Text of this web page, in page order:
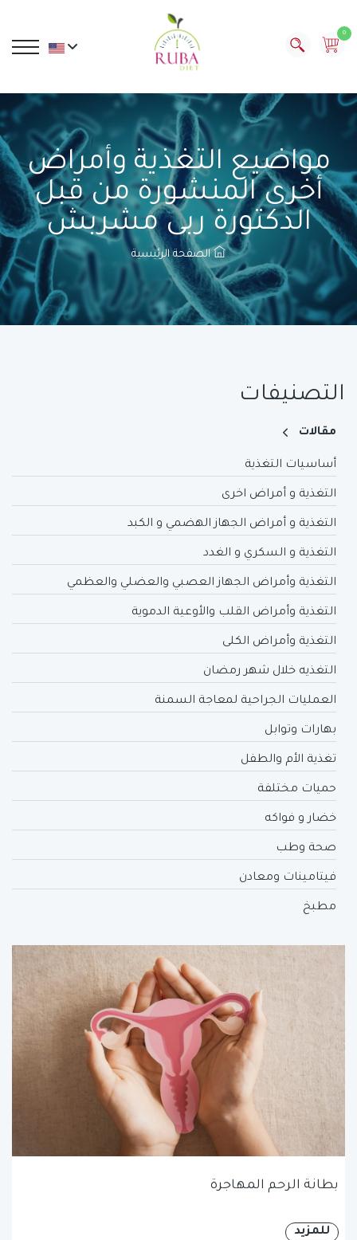
0
مواضيع التغذية وأمراض
أخرى المنشورة من قبل
الدكتورة ربى مشربش
الصفحة الرئيسية
التصنيفات
مقالات
أساسيات التغذية
التغذية و أمراض اخرى
التغذية و أمراض الجهاز الهضمي و الكبد
التغذية و السكري و الغدد
التغذية وأمراض الجهاز العصبي والعضلي والعظمي
التغذية وأمراض القلب والأوعية الدموية
التغذية وأمراض الكلى
التغذيه خلال شهر رمضان
العمليات الجراحية لمعاجة السمنة
بهارات وتوابل
تغذية الأم والطفل
حميات مختلفة
خضار و فواكه
صحة وطب
فيتامينات ومعادن
مطبخ
بطانة الرحم المهاجرة
للمزيد